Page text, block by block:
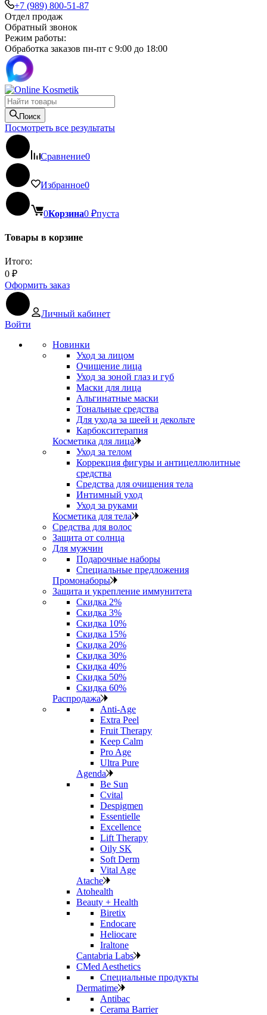
+7 (989) 800-51-87
Отдел продаж
Обратный звонок
Режим работы:
Обработка заказов пн-пт с 9:00 до 18:00
Поиск
Посмотреть все результаты
Сравнение0
Избранное0
0Корзина0 ₽пуста
Товары в корзине
Итого:
0 ₽
Оформить заказ
Личный кабинет
Войти
Новинки
Уход за лицом
Очищение лица
Уход за зоной глаз и губ
Маски для лица
Альгинатные маски
Тональные средства
Для ухода за шеей и декольте
Карбокситерапия
Косметика для лица
Уход за телом
Коррекция фигуры и антицеллюлитные
средства
Средства для очищения тела
Интимный уход
Уход за руками
Косметика для тела
Средства для волос
Защита от солнца
Для мужчин
Подарочные наборы
Специальные предложения
Промонаборы
Защита и укрепление иммунитета
Скидка 2%
Скидка 3%
Скидка 10%
Скидка 15%
Скидка 20%
Скидка 30%
Скидка 40%
Скидка 50%
Скидка 60%
Распродажа
Anti‑Age
Extra Peel
Fruit Therapy
Keep Calm
Pro Age
Ultra Pure
Agenda
Be Sun
Cvital
Despigmen
Essentielle
Excellence
Lift Therapy
Oily SK
Soft Derm
Vital Age
Atache
Atohealth
Beauty + Health
Biretix
Endocare
Heliocare
Iraltone
Cantabria Labs
CMed Aesthetics
Специальные продукты
Dermatime
Antibac
Cerama Barrier